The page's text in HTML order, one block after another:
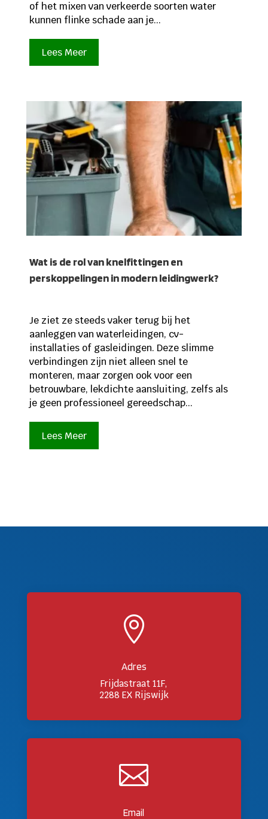
of het mixen van verkeerde soorten water
kunnen flinke schade aan je...
Lees Meer
Wat is de rol van knelfittingen en
perskoppelingen in modern leidingwerk?
Je ziet ze steeds vaker terug bij het
aanleggen van waterleidingen, cv-
installaties of gasleidingen. Deze slimme
verbindingen zijn niet alleen snel te
monteren, maar zorgen ook voor een
betrouwbare, lekdichte aansluiting, zelfs als
je geen professioneel gereedschap...
Lees Meer

Adres
Frijdastraat 11F,
2288 EX Rijswijk

Email